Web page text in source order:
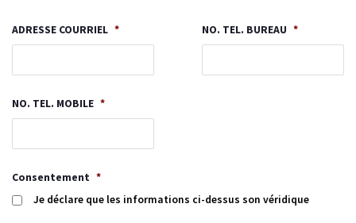
ADRESSE COURRIEL * NO. TEL. BUREAU *
NO. TEL. MOBILE *
Consentement *
Je déclare que les informations ci-dessus son véridique